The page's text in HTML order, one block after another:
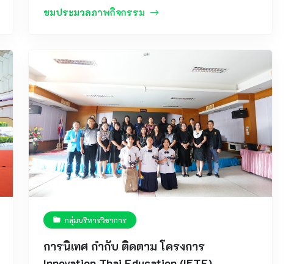
ศึกษา 2569 สำหรับนักเรียนระดับชั้นมัธยมศึกษาปีที่ 4
ความพร้อมด้านทักษะภาษาอังกฤษให้แก่นักเรียนก่อน
เข้าสู่การเรียนในระดับชั้นมัธยมศึกษาตอนปลาย
กิจกรรมดังกล่าวมุ่งเน้นการพัฒนาทักษะการสื่อสาร
ภาษาอังกฤษทั้งด้านการฟัง การพูด การอ่าน และการ
เขียน ผ่านกิจกรรมการเรียนรู้ที่หลากหลาย สนุกสนาน
และส่งเสริมการมีส่วนร่วมของผู้เรียน โดยมีคณะครู
กลุ่มสาระการเรียนรู้ภาษาต่างประเทศเป็นวิทยากรและ
ผู้อำนวยความสะดวกในการจัดกิจกรรมตลอดทั้งวัน
ภายในค่าย นักเรียนได้ฝึกทักษะการใช้ภาษาอังกฤษใน
สถานการณ์ต่าง ๆ ผ่านกิจกรรมกลุ่ม เกมภาษาอังกฤษ
การตอบคำถาม การฝึกสนทนา และกิจกรรมสร้างความ
สัมพันธ์ระหว่างเพื่อนร่วมชั้น ซึ่งช่วยให้นักเรียนเกิด
ความมั่นใจในการใช้ภาษาอังกฤษมากยิ่งขึ้น พร้อมทั้ง
สร้างเจตคติที่ดีต่อการเรียนรู้ภาษาอังกฤษและการ
ชมประมวลภาพกิจกรรม
กลุ่มบริหารวิชาการ
การนิเทศ กำกับ ติดตาม โครงการ